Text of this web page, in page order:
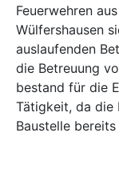
Feuerwehren
Wülfershausen
auslaufenden
die Betreuung
bestand für die
Tätigkeit, da die
Baustelle